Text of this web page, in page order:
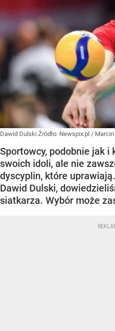
Dawid Dulski Źródło: Newspix.pl /
Sportowcy, podobnie jak i
swoich idoli, ale nie
dyscyplin, które
Dawid Dulski,
siatkarza. Wybór może